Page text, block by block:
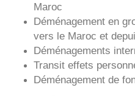
Maroc
Déménagement en
vers le Maroc et
Déménagements
Transit effets
Déménagement de